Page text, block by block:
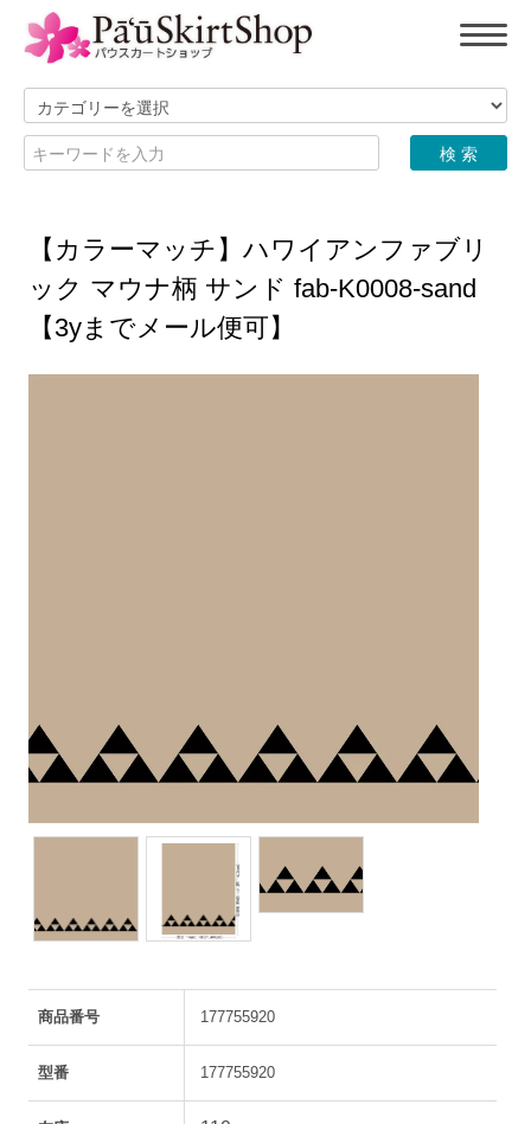
【カラーマッチ】ハワイアンファブリ
ック マウナ柄 サンド fab-K0008-sand
【3yまでメール便可】
商品番号 177755920
型番 177755920